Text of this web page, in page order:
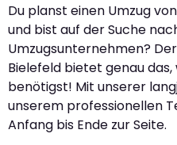
Du planst einen Umzug
und bist auf der Suche
Umzugsunternehmen?
Bielefeld bietet genau
benötigst! Mit unserer
unserem professionellen
Anfang bis Ende zur Seite.